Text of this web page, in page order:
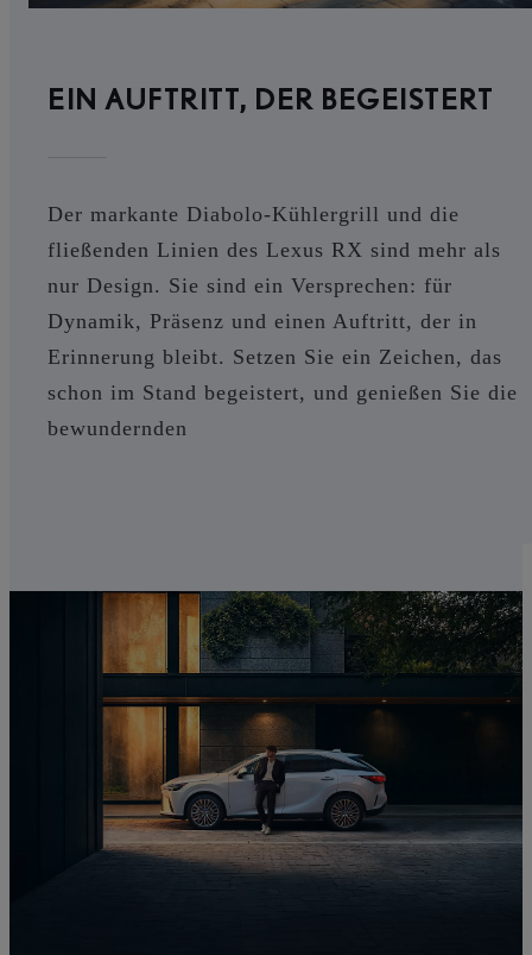
EIN AUFTRITT, DER BEGEISTERT
Der markante Diabolo-Kühlergrill und die
fließenden Linien des Lexus RX sind mehr als
nur Design. Sie sind ein Versprechen: für
Dynamik, Präsenz und einen Auftritt, der in
Erinnerung bleibt. Setzen Sie ein Zeichen, das
schon im Stand begeistert, und genießen Sie die
bewundernden